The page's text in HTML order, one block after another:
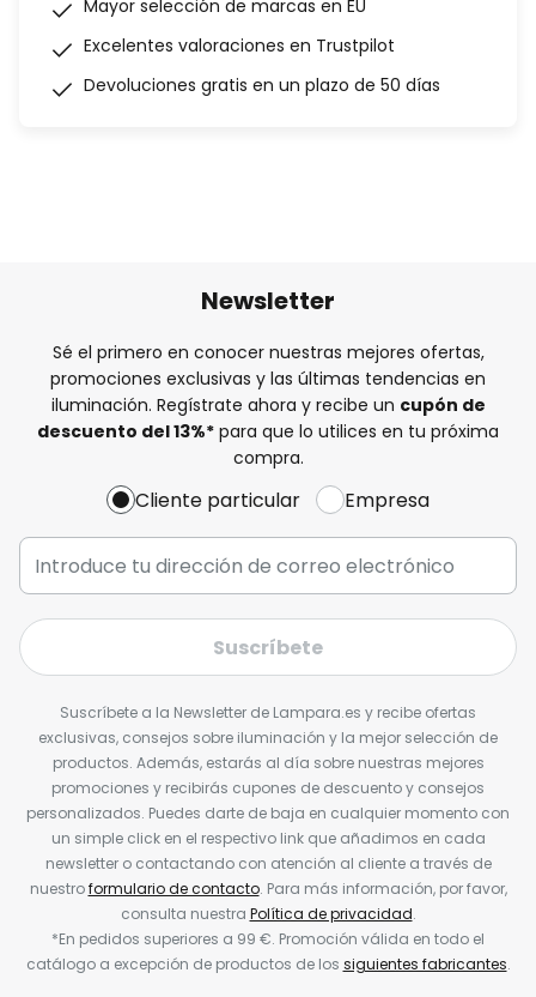
Mayor selección de marcas en EU
Excelentes valoraciones en Trustpilot
Devoluciones gratis en un plazo de 50 días
Newsletter
Sé el primero en conocer nuestras mejores ofertas,
promociones exclusivas y las últimas tendencias en
iluminación. Regístrate ahora y recibe un cupón de
descuento del13%* para que lo utilices en tu próxima
compra.
Cliente particular Empresa
Suscríbete
Suscríbete a la Newsletter de Lampara.es y recibe ofertas
exclusivas, consejos sobre iluminación y la mejor selección de
productos. Además, estarás al día sobre nuestras mejores
promociones y recibirás cupones de descuento y consejos
personalizados. Puedes darte de baja en cualquier momento con
un simple click en el respectivo link que añadimos en cada
newsletter o contactando con atención al cliente a través de
nuestroformulario de contacto. Para más información, por favor,
consulta nuestra Política de privacidad.
*En pedidos superiores a 99 €. Promoción válida en todo el
catálogo a excepción de productos de los siguientes fabricantes.